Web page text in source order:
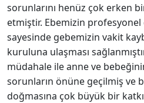
sorunlarını henüz çok erken
etmiştir. Ebemizin profesyonel
sayesinde gebemizin vakit
kuruluna ulaşması
müdahale ile anne ve
sorunların önüne geçilmiş ve
doğmasına çok büyük bir